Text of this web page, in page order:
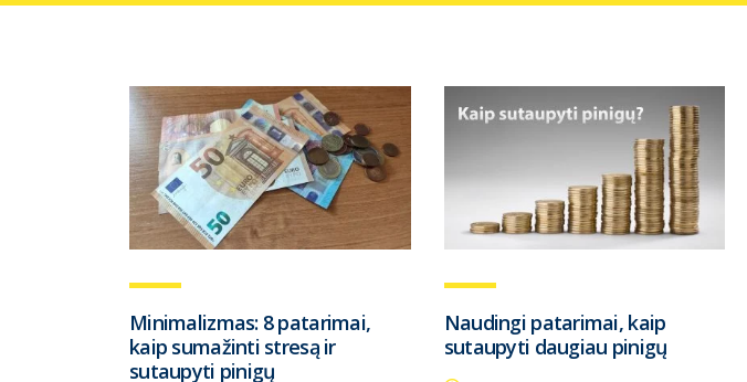
Minimalizmas: 8 patarimai,
kaip sumažinti stresą ir
sutaupyti pinigų
Naudingi patarimai, kaip
sutaupyti daugiau pinigų